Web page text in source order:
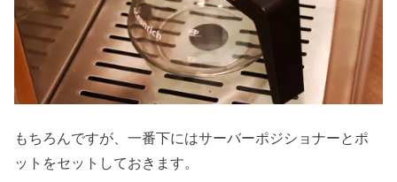
もちろんですが、一番下にはサーバーポジショナーとポ
ットをセットしておきます。